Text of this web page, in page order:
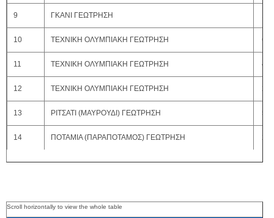
9 ΓΚΑΝΙ ΓΕΩΤΡΗΣΗ
10 ΤΕΧΝΙΚΗ ΟΛΥΜΠΙΑΚΗ ΓΕΩΤΡΗΣΗ 60
11 ΤΕΧΝΙΚΗ ΟΛΥΜΠΙΑΚΗ ΓΕΩΤΡΗΣΗ 40
12 ΤΕΧΝΙΚΗ ΟΛΥΜΠΙΑΚΗ ΓΕΩΤΡΗΣΗ 20
13 ΡΙΤΣΑΤΙ (ΜΑΥΡΟΥΔΙ) ΓΕΩΤΡΗΣΗ 50
14 ΠΟΤΑΜΙΑ (ΠΑΡΑΠΟΤΑΜΟΣ) ΓΕΩΤΡΗΣΗ 20